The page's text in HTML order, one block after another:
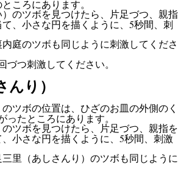
ころにあります。
のツボを見つけたら、片足づつ、親指
、小さな円を描くように、 5秒間、刺
庭のツボも同じように刺激してくださ
づつ刺激してください。
んり）
ツボの位置は、ひざのお皿の外側のく
ったところにあります。
ツボを見つけたら、片足づつ、親指を
小さな円を描くように、 5秒間、刺激
里（あしさんり）のツボも同じように